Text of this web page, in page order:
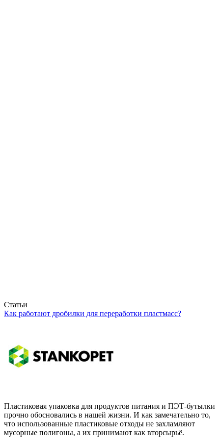
Статьи
Как работают дробилки для переработки пластмасс?
Пластиковая упаковка для продуктов питания и ПЭТ-бутылки
прочно обосновались в нашей жизни. И как замечательно то,
что использованные пластиковые отходы не захламляют
мусорные полигоны, а их принимают как вторсырьё.